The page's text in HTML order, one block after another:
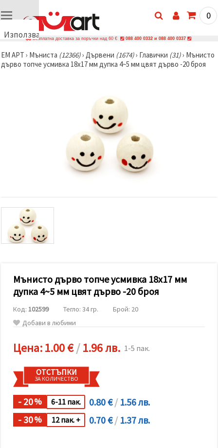
Използваме
🍪
Използваме
да
показваме
релевантно
съдържание
и реклами,
включително
за анализ
маркетинг.
съгласиш
всички
"бисквитки"
натиснеш
"Приеми
всички!"
посочиш
предпочитанията
си в
"Настройки",
като
0
Безплатна доставка за поръчки над 60 € 088 400 0332 и 088 400 0337
ЕМ АРТ › Мъниста (12366)› Дървени (1674)› Главички (31)› Мънисто
дърво топче усмивка 18x17 мм дупка 4~5 мм цвят дърво -20 броя
Мънисто дърво топче усмивка 18x17 мм
дупка 4~5 мм цвят дърво -20 броя
Код: 102599 Тегло: 34 гр.
Брой: 20
Добави в любими
Цена:1.00 €/1.96 лв. 1-5 пак.
ОТСТЪПКИ
ЗА КОЛИЧЕСТВО
- 20% 6-11 пак. 0.80 €/ 1.56 лв.
- 30% 12 пак. + 0.70 €/ 1.37 лв.